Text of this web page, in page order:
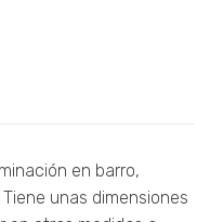
en barro,
unas dimensiones